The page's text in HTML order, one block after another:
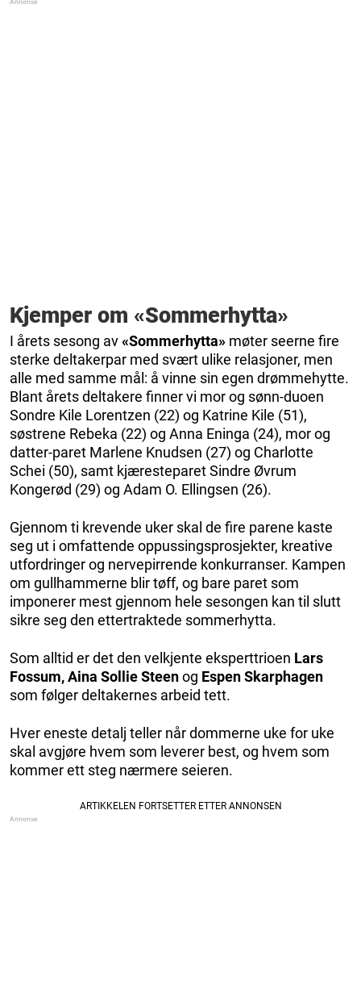
Kjemper om «Sommerhytta»
I årets sesong av«Sommerhytta» møter seerne fire
sterke deltakerpar med svært ulike relasjoner, men
alle med samme mål: å vinne sin egen drømmehytte.
Blant årets deltakere finner vi mor og sønn-duoen
Sondre Kile Lorentzen (22) og Katrine Kile (51),
søstrene Rebeka (22) og Anna Eninga (24), mor og
datter-paret Marlene Knudsen (27) og Charlotte
Schei (50), samt kjæresteparet Sindre Øvrum
Kongerød (29) og Adam O. Ellingsen (26).
Gjennom ti krevende uker skal de fire parene kaste
seg ut i omfattende oppussingsprosjekter, kreative
utfordringer og nervepirrende konkurranser. Kampen
om gullhammerne blir tøff, og bare paret som
imponerer mest gjennom hele sesongen kan til slutt
sikre seg den ettertraktede sommerhytta.
Som alltid er det den velkjente eksperttrioen Lars
Fossum, Aina Sollie Steenog Espen Skarphagen
som følger deltakernes arbeid tett.
Hver eneste detalj teller når dommerne uke for uke
skal avgjøre hvem som leverer best, og hvem som
kommer ett steg nærmere seieren.